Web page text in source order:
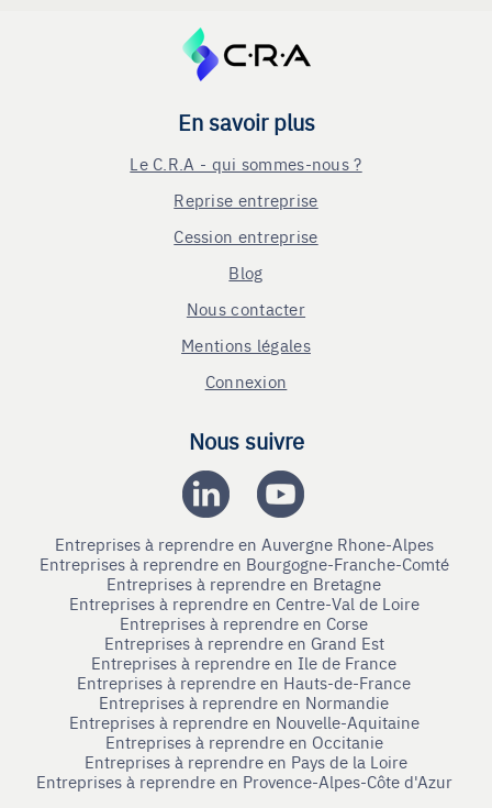
En savoir plus
Le C.R.A - qui sommes-nous ?
Reprise entreprise
Cession entreprise
Blog
Nous contacter
Mentions légales
Connexion
Nous suivre
Entreprises à reprendre en Auvergne Rhone-Alpes
Entreprises à reprendre en Bourgogne-Franche-Comté
Entreprises à reprendre en Bretagne
Entreprises à reprendre en Centre-Val de Loire
Entreprises à reprendre en Corse
Entreprises à reprendre en Grand Est
Entreprises à reprendre en Ile de France
Entreprises à reprendre en Hauts-de-France
Entreprises à reprendre en Normandie
Entreprises à reprendre en Nouvelle-Aquitaine
Entreprises à reprendre en Occitanie
Entreprises à reprendre en Pays de la Loire
Entreprises à reprendre en Provence-Alpes-Côte d'Azur